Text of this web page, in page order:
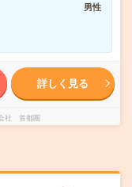
男性
詳しく見る
社 首都圏